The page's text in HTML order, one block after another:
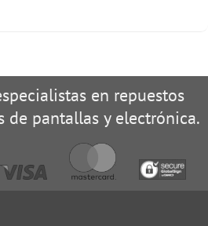
en repuestos
de pantallas y electrónica.